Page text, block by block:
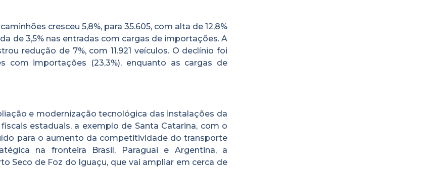
cresceu 5,8%, para 35.605, com alta de 12,8%
de 3,5% nas entradas com cargas de importações. A
redução de 7%, com 11.921 veículos. O declínio foi
com importações (23,3%), enquanto as cargas de
e modernização tecnológica das instalações da
estaduais, a exemplo de Santa Catarina, com o
para o aumento da competitividade do transporte
na fronteira Brasil, Paraguai e Argentina, a
Seco de Foz do Iguaçu, que vai ampliar em cerca de